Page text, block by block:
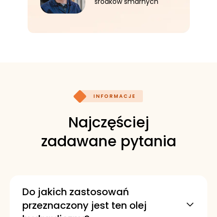
INFORMACJE
Najczęściej
zadawane pytania
Do jakich zastosowań
przeznaczony jest ten olej